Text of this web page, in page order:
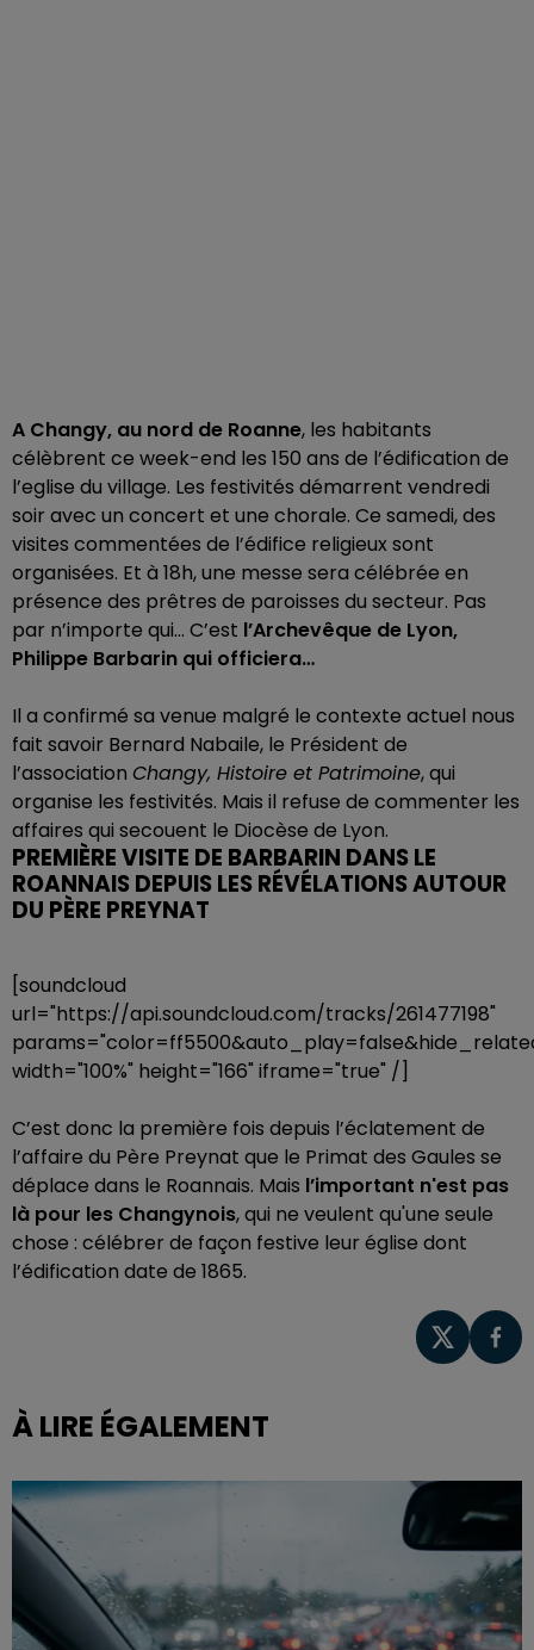
A Changy, au nord de Roanne, les habitants
célèbrent ce week-end les 150 ans de l’édification de
l’eglise du village. Les festivités démarrent vendredi
soir avec un concert et une chorale. Ce samedi, des
visites commentées de l’édifice religieux sont
organisées. Et à 18h, une messe sera célébrée en
présence des prêtres de paroisses du secteur. Pas
par n’importe qui… C’est l’Archevêque de Lyon,
Philippe Barbarin qui officiera…
Il a confirmé sa venue malgré le contexte actuel nous
fait savoir Bernard Nabaile, le Président de
l’association Changy, Histoire et Patrimoine, qui
organise les festivités. Mais il refuse de commenter les
affaires qui secouent le Diocèse de Lyon.
PREMIÈRE VISITE DE BARBARIN DANS LE
ROANNAIS DEPUIS LES RÉVÉLATIONS AUTOUR
DU PÈRE PREYNAT
[soundcloud
url="https://api.soundcloud.com/tracks/261477198"
width="100%" height="166" iframe="true" /]
C’est donc la première fois depuis l’éclatement de
l’affaire du Père Preynat que le Primat des Gaules se
déplace dans le Roannais. Mais l’important n'est pas
là pour les Changynois, qui ne veulent qu'une seule
chose : célébrer de façon festive leur église dont
l’édification date de 1865.
À LIRE ÉGALEMENT